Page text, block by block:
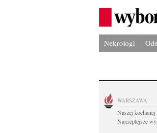
Nekrologi
WARSZAWA
Naszej
Najcieplejsze